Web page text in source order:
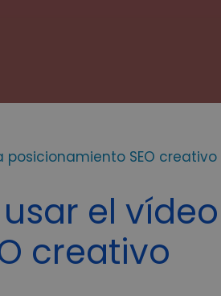
SEO creativo
el
creativo